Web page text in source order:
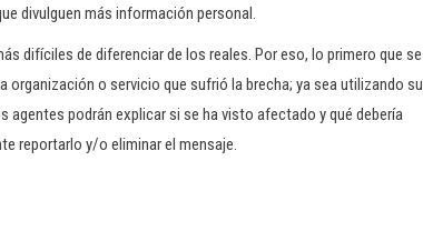
divulguen más información personal.
difíciles de diferenciar de los reales. Por eso, lo primero que se
o servicio que sufrió la brecha; ya sea utilizando su
podrán explicar si se ha visto afectado y qué debería
reportarlo y/o eliminar el mensaje.